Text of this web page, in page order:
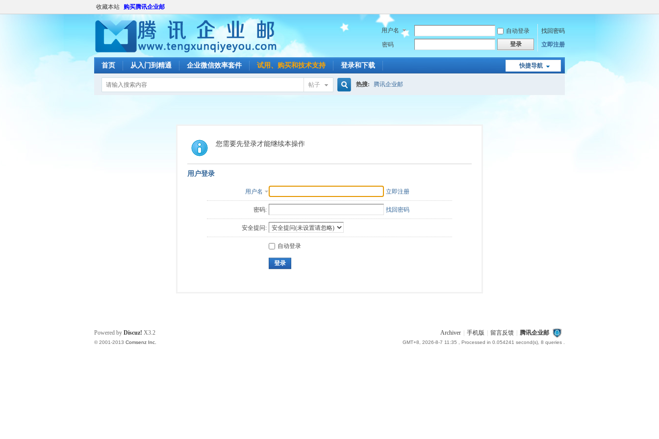
收藏本站 购买腾讯企业邮
用户名 自动登录
找回密码
密码
登录 立即注册
快捷导航
首页 从入门到精通 企业微信效率套件 试用、购买和技术支持 登录和下载
帖子 热搜: 腾讯企业邮
您需要先登录才能继续本操作
用户登录
用户名 立即注册
密码: 找回密码
安全提问:
自动登录
登录
Archiver 手机版 留言反馈 腾讯企业邮
GMT+8, 2026-8-7 11:35 , Processed in 0.054241 second(s), 8 queries .
Powered by Discuz! X3.2
© 2001-2013 Comsenz Inc.